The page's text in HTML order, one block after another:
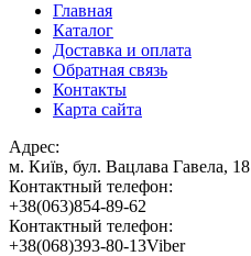
Главная
Каталог
Доставка и оплата
Обратная связь
Контакты
Карта сайта
Адрес:
м. Київ, бул. Вацлава Гавела, 18
Контактный телефон:
+38(063)854-89-62
Контактный телефон:
+38(068)393-80-13Viber